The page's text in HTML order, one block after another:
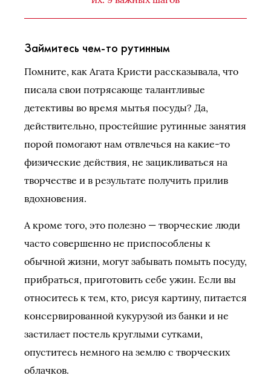
Займитесь чем-то рутинным
Помните, как Агата Кристи рассказывала, что
писала свои потрясающе талантливые
детективы во время мытья посуды? Да,
действительно, простейшие рутинные занятия
порой помогают нам отвлечься на какие-то
физические действия, не зацикливаться на
творчестве и в результате получить прилив
вдохновения.
А кроме того, это полезно — творческие люди
часто совершенно не приспособлены к
обычной жизни, могут забывать помыть посуду,
прибраться, приготовить себе ужин. Если вы
относитесь к тем, кто, рисуя картину, питается
консервированной кукурузой из банки и не
застилает постель круглыми сутками,
опуститесь немного на землю с творческих
облачков.